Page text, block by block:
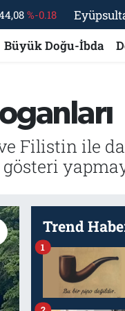
%0.18
55,2510 %0.32
13.779 %-14
Büyük Doğu-İbda
Filistin ile
Trend
1